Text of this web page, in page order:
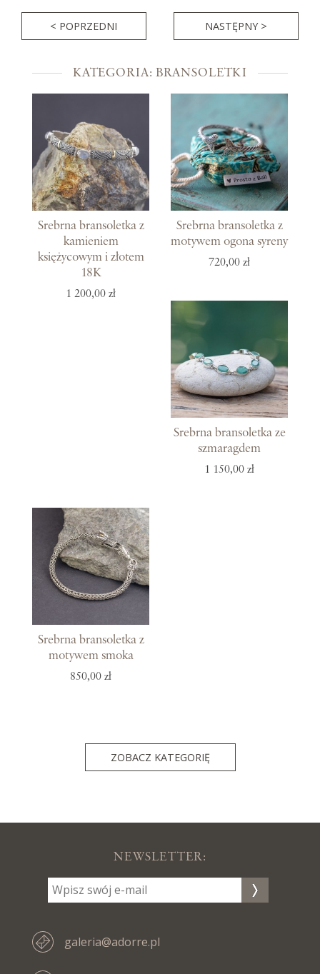
< POPRZEDNI NASTĘPNY >
KATEGORIA: BRANSOLETKI
Srebrna bransoletka z
kamieniem
księżycowym i złotem
18K
1 200,00 zł
Srebrna bransoletka z
motywem ogona syreny
720,00 zł
Srebrna bransoletka ze
szmaragdem
1 150,00 zł
Srebrna bransoletka z
motywem smoka
850,00 zł
ZOBACZ KATEGORIĘ
NEWSLETTER:
galeria@adorre.pl